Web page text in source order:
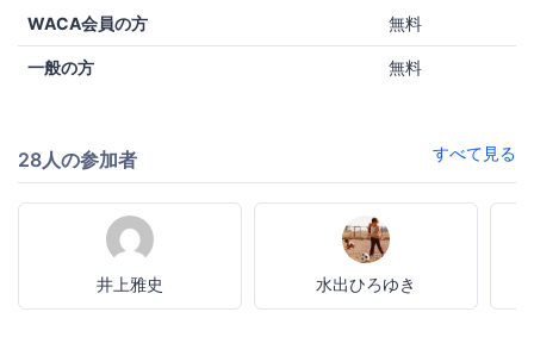
WACA会員の方 無料
一般の方 無料
28人の参加者 すべて見る
井上雅史 水出ひろゆき